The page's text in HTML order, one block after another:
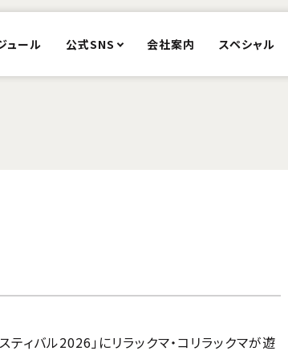
ュール 公式SNS 会社案内 スペシャル
ィバル2026」にリラックマ・コリラックマが遊